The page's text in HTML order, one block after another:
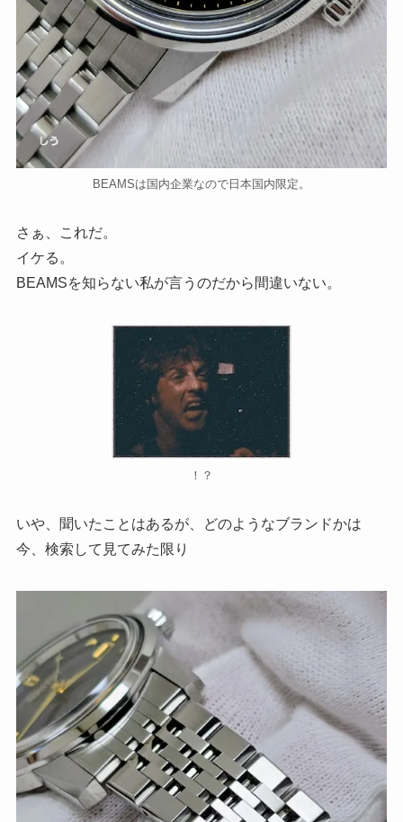
BEAMSは国内企業なので日本国内限定。
さぁ、これだ。
イケる。
BEAMSを知らない私が言うのだから間違いない。
！？
いや、聞いたことはあるが、どのようなブランドかは
今、検索して見てみた限り